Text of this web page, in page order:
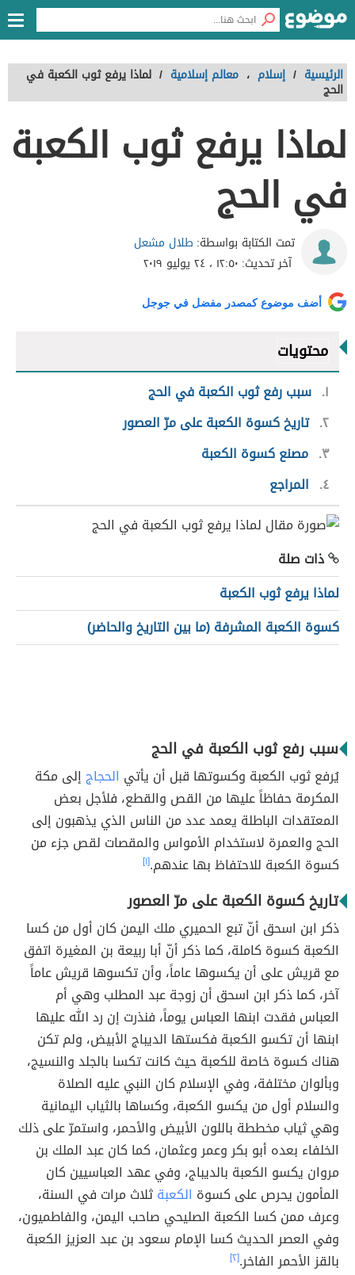
الرئيسية / إسلام ، معالم إسلامية / لماذا يرفع ثوب الكعبة في
الحج
لماذا يرفع ثوب الكعبة
في الحج
تمت الكتابة بواسطة: طلال مشعل
آخر تحديث: ١٢:٥٠ ، ٢٤ يوليو ٢٠١٩
أضف موضوع كمصدر مفضل في جوجل
محتويات
١ سبب رفع ثوب الكعبة في الحج
٢ تاريخ كسوة الكعبة على مرّ العصور
٣ مصنع كسوة الكعبة
٤
المراجع
ذات صلة
لماذا يرفع ثوب الكعبة
كسوة الكعبة المشرفة (ما بين التاريخ والحاضر)
سبب رفع ثوب الكعبة في الحج
يُرفع ثوب الكعبة وكسوتها قبل أن يأتي الحجاجإلى مكة
المكرمة حفاظاً عليها من القص والقطع، فلأجل بعض
المعتقدات الباطلة يعمد عدد من الناس الذي يذهبون إلى
الحج والعمرة لاستخدام الأمواس والمقصات لقص جزء من
كسوة الكعبة للاحتفاظ بها عندهم.[١]
تاريخ كسوة الكعبة على مرّ العصور
ذكر ابن اسحق أنّ تبع الحميري ملك اليمن كان أول من كسا
الكعبة كسوة كاملة، كما ذكر أنّ أبا ربيعة بن المغيرة اتفق
مع قريش على أن يكسوها عاماً، وأن تكسوها قريش عاماً
آخر، كما ذكر ابن اسحق أن زوجة عبد المطلب وهي أم
العباس فقدت ابنها العباس يوماً، فنذرت إن رد الله عليها
ابنها أن تكسو الكعبة فكستها الديباج الأبيض، ولم تكن
هناك كسوة خاصة للكعبة حيث كانت تكسا بالجلد والنسيج،
وبألوان مختلفة، وفي الإسلام كان النبي عليه الصلاة
والسلام أول من يكسو الكعبة، وكساها بالثياب اليمانية
وهي ثياب مخططة باللون الأبيض والأحمر، واستمرّ على ذلك
الخلفاء بعده أبو بكر وعمر وعثمان، كما كان عبد الملك بن
مروان يكسو الكعبة بالديباج، وفي عهد العباسيين كان
المأمون يحرص على كسوة الكعبةثلاث مرات في السنة،
وعرف ممن كسا الكعبة الصليحي صاحب اليمن، والفاطميون،
وفي العصر الحديث كسا الإمام سعود بن عبد العزيز الكعبة
بالقز الأحمر الفاخر.[٢]